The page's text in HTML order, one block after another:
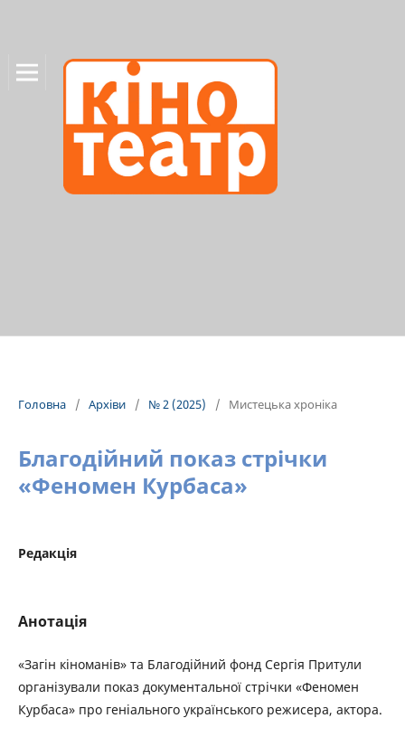
Головна / Архіви / № 2 (2025) / Мистецька хроніка
Благодійний показ стрічки
«Феномен Курбаса»
Редакція
Анотація
«Загін кіноманів» та Благодійний фонд Сергія Притули
організували показ документальної стрічки «Феномен
Курбаса» про геніального українського режисера, актора.